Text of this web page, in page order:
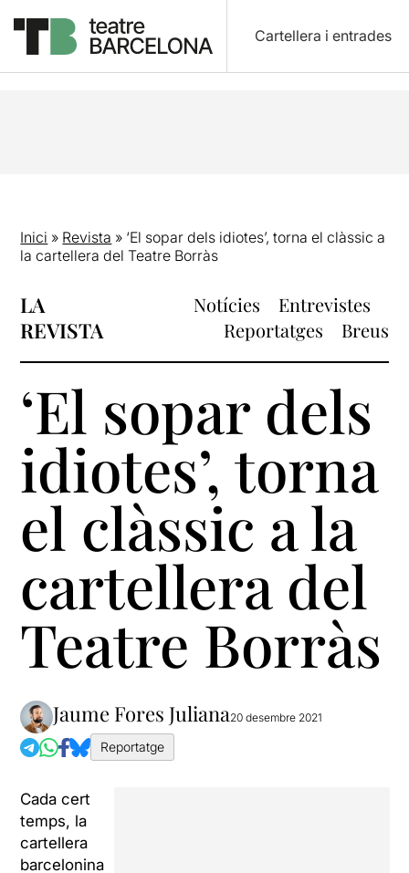
Cartellera i entrades
Inici » Revista » ‘El sopar dels idiotes’, torna el clàssic a
la cartellera del Teatre Borràs
LA
REVISTA
Notícies
Entrevistes
Reportatges
Breus
‘El sopar dels
idiotes’, torna
el clàssic a la
cartellera del
Teatre Borràs
Jaume Fores Juliana20 desembre 2021
Reportatge
Cada cert
temps, la
cartellera
barcelonina